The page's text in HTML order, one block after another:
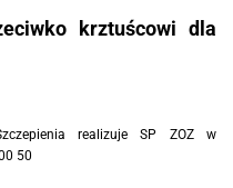
krztuścowi dla
realizuje SP ZOZ w
50